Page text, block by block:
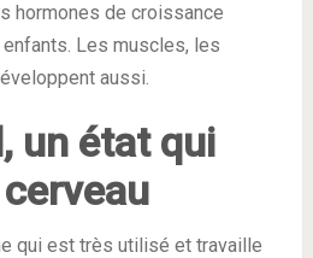
hormones de croissance
Les muscles, les
aussi.
un état qui
qui est très utilisé et travaille